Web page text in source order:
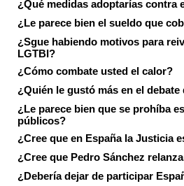
¿Qué medidas adoptarías contra
¿Le parece bien el sueldo que
¿Sgue habiendo motivos para
LGTBI?
¿Cómo combate usted el calor?
¿Quién le gustó más en el
¿Le parece bien que se prohíba
públicos?
¿Cree que en España la Justicia
¿Cree que Pedro Sánchez
¿Debería dejar de participar